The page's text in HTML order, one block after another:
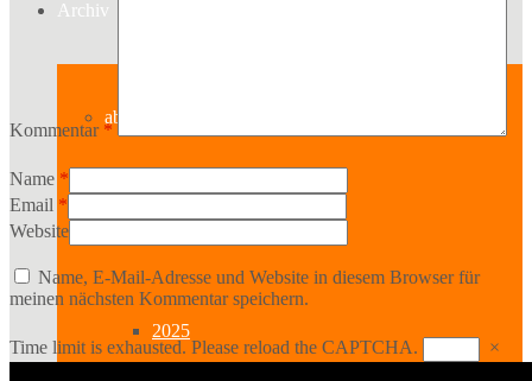
Archiv
ab 2019
2026
2025
Kommentar *
Name *
Email *
Website
Name, E-Mail-Adresse und Website in diesem Browser für
meinen nächsten Kommentar speichern.
Time limit is exhausted. Please reload the CAPTCHA. ×